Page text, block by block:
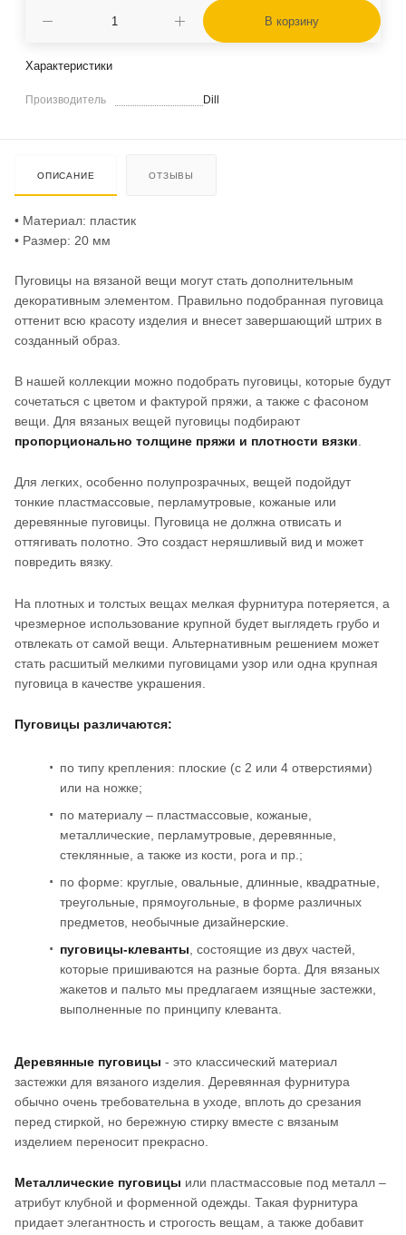
В корзину
Характеристики
Производитель Dill
ОПИСАНИЕ ОТЗЫВЫ
• Материал: пластик
• Размер: 20 мм
Пуговицы на вязаной вещи могут стать дополнительным
декоративным элементом. Правильно подобранная пуговица
оттенит всю красоту изделия и внесет завершающий штрих в
созданный образ.
В нашей коллекции можно подобрать пуговицы, которые будут
сочетаться с цветом и фактурой пряжи, а также с фасоном
вещи. Для вязаных вещей пуговицы подбирают
пропорционально толщине пряжи и плотности вязки
Для легких, особенно полупрозрачных, вещей подойдут
тонкие пластмассовые, перламутровые, кожаные или
деревянные пуговицы. Пуговица не должна отвисать и
оттягивать полотно. Это создаст неряшливый вид и может
повредить вязку.
На плотных и толстых вещах мелкая фурнитура потеряется, а
чрезмерное использование крупной будет выглядеть грубо и
отвлекать от самой вещи. Альтернативным решением может
стать расшитый мелкими пуговицами узор или одна крупная
пуговица в качестве украшения.
Пуговицы различаются:
по типу крепления: плоские (с 2 или 4 отверстиями)
или на ножке;
по материалу – пластмассовые, кожаные,
металлические, перламутровые, деревянные,
стеклянные, а также из кости, рога и пр.;
по форме: круглые, овальные, длинные, квадратные,
треугольные, прямоугольные, в форме различных
предметов, необычные дизайнерские.
пуговицы-клеванты , состоящие из двух частей,
которые пришиваются на разные борта. Для вязаных
жакетов и пальто мы предлагаем изящные застежки,
выполненные по принципу клеванта.
Деревянные пуговицы - это классический материал
застежки для вязаного изделия. Деревянная фурнитура
обычно очень требовательна в уходе, вплоть до срезания
перед стиркой, но бережную стирку вместе с вязаным
изделием переносит прекрасно.
Металлические пуговицы или пластмассовые под металл –
атрибут клубной и форменной одежды. Такая фурнитура
придает элегантность и строгость вещам, а также добавит